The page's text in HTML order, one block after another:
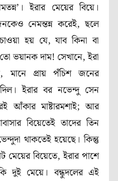
ইরার মেয়ের বিয়ে।
নেমন্তন্ন করেই, ছলে
হয় যে, যাব কিনা বা
ভয়ানক দাম! সেখানে, ইরা
মানে প্রায় পঁচিশ জনের
ইরার বর নভেন্দু সেন
আঁকার মাষ্টারমশাই; আর
বিয়েতেই তাদের তিন
থাকতেই হয়েছে। কিন্তু
মেয়ের বিয়েতে, ইরার পাশে
দুই মেয়ে। বন্ধুদলের এই